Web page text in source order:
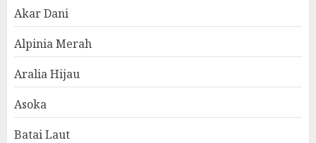
Akar Dani
Alpinia Merah
Aralia Hijau
Asoka
Batai Laut